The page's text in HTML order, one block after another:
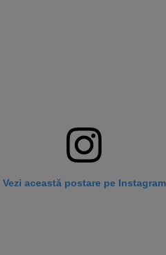
Vezi această postare pe Instagram